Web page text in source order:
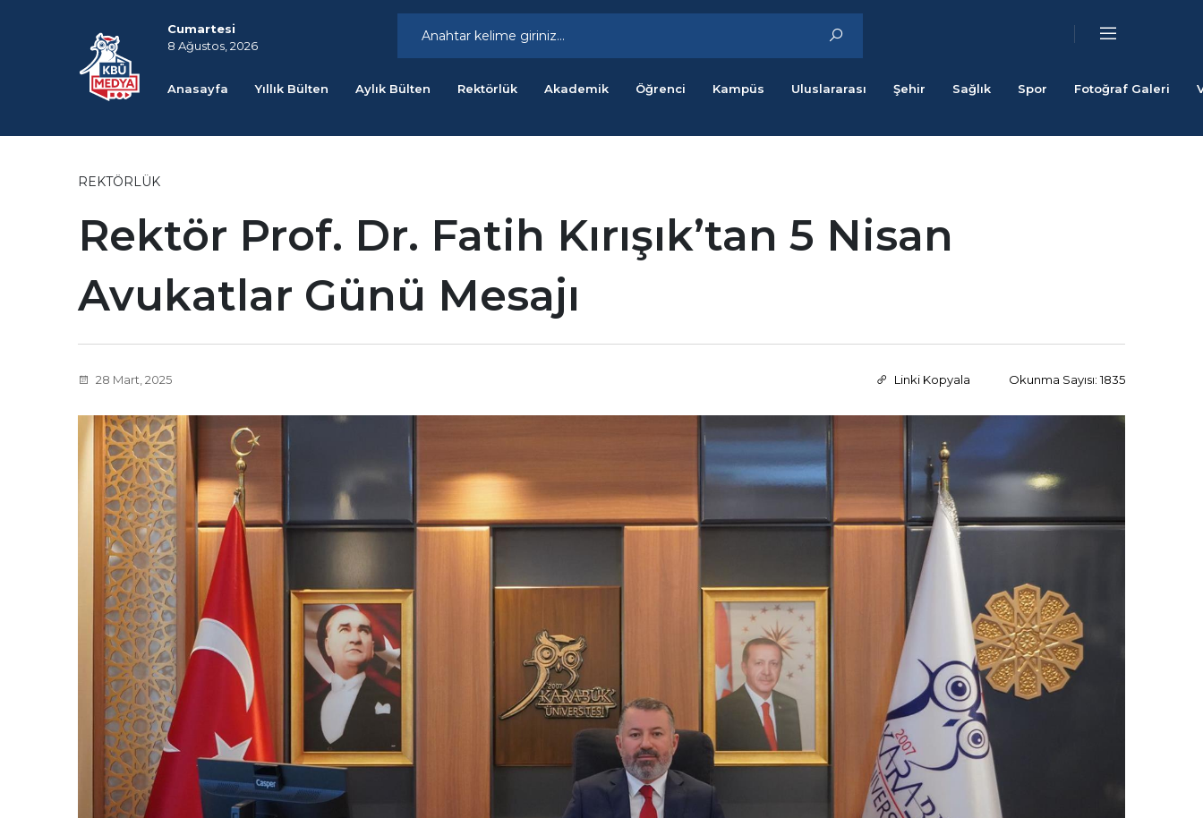
Cumartesi
8 Ağustos, 2026
Anasayfa Yıllık Bülten Aylık Bülten Rektörlük Akademik Öğrenci Kampüs Uluslararası Şehir Sağlık Spor Fotoğraf Galeri
REKTÖRLÜK
Rektör Prof. Dr. Fatih Kırışık’tan 5 Nisan
Avukatlar Günü Mesajı
28 Mart, 2025 Linki Kopyala Okunma Sayısı: 1835